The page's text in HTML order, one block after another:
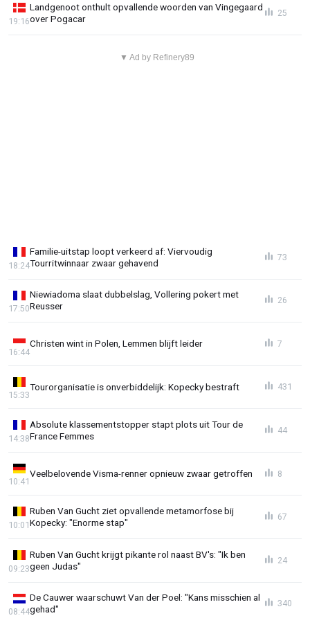
Landgenoot onthult opvallende woorden van Vingegaard
over Pogacar
19:16
25
▼ Ad by Refinery89
Familie-uitstap loopt verkeerd af: Viervoudig
Tourritwinnaar zwaar gehavend
18:24
73
Niewiadoma slaat dubbelslag, Vollering pokert met
Reusser
17:50
26
Christen wint in Polen, Lemmen blijft leider
16:44
7
Tourorganisatie is onverbiddelijk: Kopecky bestraft
15:33
431
Absolute klassementstopper stapt plots uit Tour de
France Femmes
14:38
44
Veelbelovende Visma-renner opnieuw zwaar getroffen
10:41
8
Ruben Van Gucht ziet opvallende metamorfose bij
Kopecky: "Enorme stap"
10:01
67
Ruben Van Gucht krijgt pikante rol naast BV's: "Ik ben
geen Judas"
09:23
24
De Cauwer waarschuwt Van der Poel: "Kans misschien al
gehad"
08:44
340